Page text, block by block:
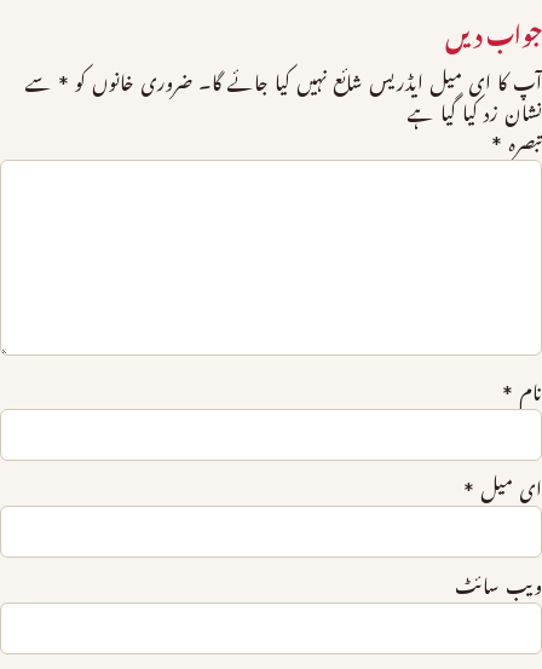
جواب دیں
آپ کا ای میل ایڈریس شائع نہیں کیا جائے گا۔ ضروری خانوں کو * سے
نشان زد کیا گیا ہے
تبصرہ *
نام *
ای میل *
ویب‌ سائٹ